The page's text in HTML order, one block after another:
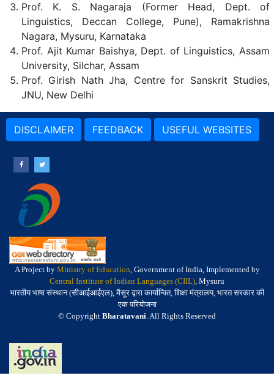
Prof. K. S. Nagaraja (Former Head, Dept. of
Linguistics, Deccan College, Pune), Ramakrishna
Nagara, Mysuru, Karnataka
Prof. Ajit Kumar Baishya, Dept. of Linguistics, Assam
University, Silchar, Assam
Prof. Girish Nath Jha, Centre for Sanskrit Studies,
JNU, New Delhi
DISCLAIMER FEEDBACK USEFUL WEBSITES
A Project by Ministry of Education, Government of India, Implemented by
Central Institute of Indian Languages (CIIL), Mysuru
भारतीय भाषा संस्थान (सीआईआईएल), मैसूर द्वारा कार्यान्वित, शिक्षा मंत्रालय, भारत सरकार की
एक परियोजना
© Copyright Bharatavani. All Rights Reserved